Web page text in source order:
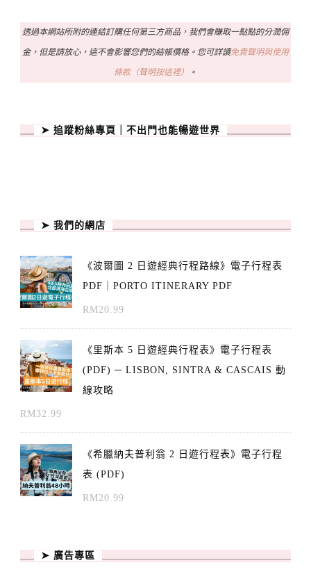
透過本網站所附的連結訂購任何第三方商品，我們會賺取一點點的分潤佣
金，但是請放心，這不會影響您們的結帳價格。您可詳讀免責聲明與使用
條款（聲明按這裡） 。
➤ 追蹤粉絲專頁｜不出門也能暢遊世界
➤ 我們的網店
《波爾圖 2 日遊經典行程路線》電子行程表
PDF｜PORTO ITINERARY PDF
RM20.99
《里斯本 5 日遊經典行程表》電子行程表
(PDF) ─ LISBON, SINTRA & CASCAIS 動
線攻略
RM32.99
《希臘納夫普利翁 2 日遊行程表》電子行程
表 (PDF)
RM20.99
➤ 廣告專區